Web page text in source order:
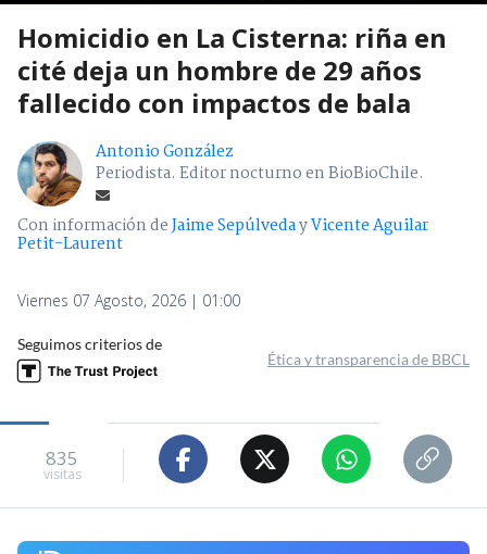
Homicidio en La Cisterna: riña en
cité deja un hombre de 29 años
fallecido con impactos de bala
Antonio González
Periodista. Editor nocturno en BioBioChile.
Con información deJaime SepúlvedayVicente Aguilar
Petit-Laurent
Viernes 07 Agosto, 2026 | 01:00
Seguimos criterios de
Ética y transparencia de BBCL
835
visitas